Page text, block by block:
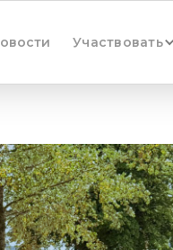
Участвовать